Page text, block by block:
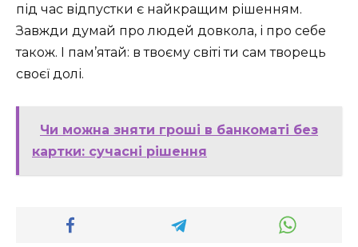
під час відпустки є найкращим рішенням.
Завжди думай про людей довкола, і про себе
також. І пам’ятай: в твоєму світі ти сам творець
своєї долі.
Чи можна зняти гроші в банкоматі без
картки: сучасні рішення